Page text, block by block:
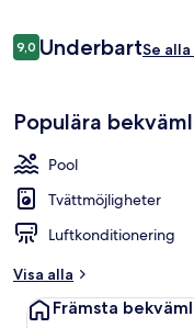
Recensioner
9,09,0 av 10,
UnderbartSe
Populära
Pool
Tvättmöjligheter
Luftkonditionering
Visa alla
Främsta